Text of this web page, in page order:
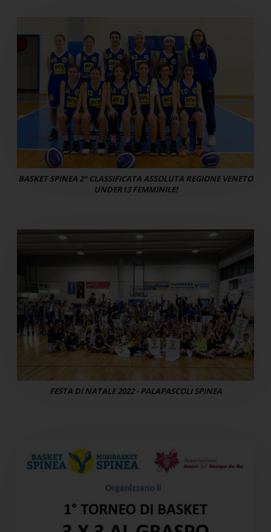
BASKET SPINEA 2° CLASSIFICATA ASSOLUTA REGIONE VENETO
UNDER13 FEMMINILE!
FESTA DI NATALE 2022 - PALAPASCOLI SPINEA